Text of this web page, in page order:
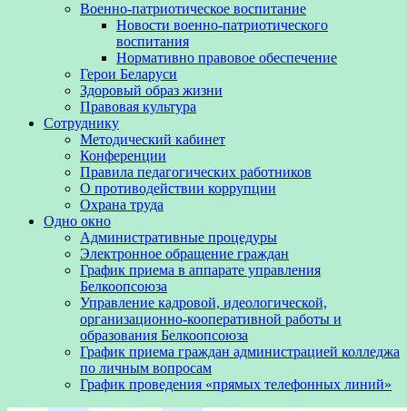
Военно-патриотическое воспитание
Новости военно-патриотического
воспитания
Нормативно правовое обеспечение
Герои Беларуси
Здоровый образ жизни
Правовая культура
Сотруднику
Методический кабинет
Конференции
Правила педагогических работников
О противодействии коррупции
Охрана труда
Одно окно
Административные процедуры
Электронное обращение граждан
График приема в аппарате управления
Белкоопсоюза
Управление кадровой, идеологической,
организационно-кооперативной работы и
образования Белкоопсоюза
График приема граждан администрацией колледжа
по личным вопросам
График проведения «прямых телефонных линий»